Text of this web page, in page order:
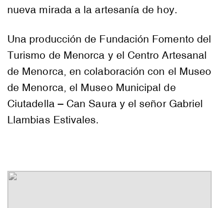
nueva mirada a la artesanía de hoy.
Una producción de Fundación Fomento del
Turismo de Menorca y el Centro Artesanal
de Menorca, en colaboración con el Museo
de Menorca, el Museo Municipal de
Ciutadella – Can Saura y el señor Gabriel
Llambias Estivales.